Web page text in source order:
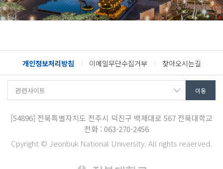
개인정보처리방침 이메일무단수집거부 찾아오시는길
[54896] 전북특별자치도 전주시 덕진구 백제대로 567 전북대학교
전화 : 063-270-2456
Cpyright © Jeonbuk National University. All rights reaerved.